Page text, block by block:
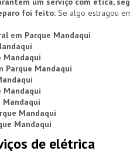
foi feito. Se algo estragou
em Parque Mandaqui
Mandaqui
Parque Mandaqui
Mandaqui
Mandaqui
Mandaqui
de elétrica